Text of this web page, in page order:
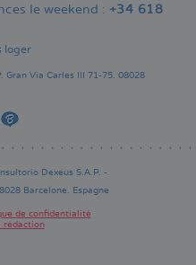
le weekend : +34 618
loger
Gran Via Carles III 71-75. 08028
Dexeus S.A.P. -
Barcelone. Espagne
de confidentialité
rédaction